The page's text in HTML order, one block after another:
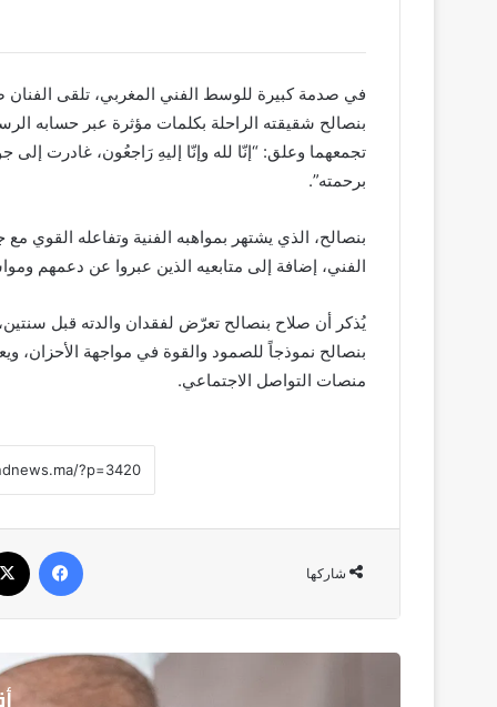
في صدمة كبيرة للوسط الفني المغربي، تلقى الفنان
بنصالح شقيقته الراحلة بكلمات مؤثرة عبر حسابه
تجمعهما وعلق: “إنّا لله وإنّا إليهِ رَاجعُون، غادرت إلى
برحمته”.
بنصالح، الذي يشتهر بمواهبه الفنية وتفاعله القوي
الفني، إضافة إلى متابعيه الذين عبروا عن دعمهم
يُذكر أن صلاح بنصالح تعرّض لفقدان والدته قبل
بنصالح نموذجاً للصمود والقوة في مواجهة الأحزان،
منصات التواصل الاجتماعي.
شاركها